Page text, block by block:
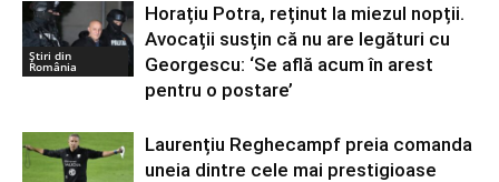
Știri din
România
Horațiu Potra, reținut la miezul nopții.
Avocații susțin că nu are legături cu
Georgescu: ‘Se află acum în arest
pentru o postare’
Laurențiu Reghecampf preia comanda
uneia dintre cele mai prestigioase